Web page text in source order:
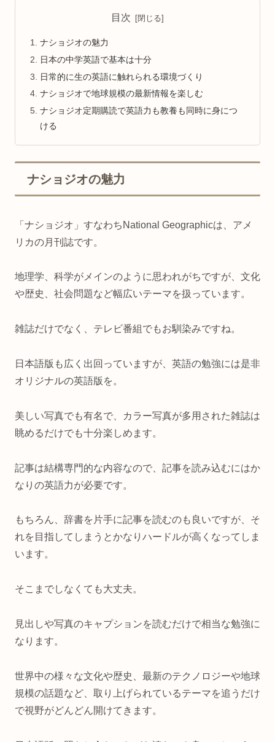
目次
ナショジオの魅力
日本の中学英語で基本は十分
日常的に生の英語に触れられる環境づくり
ナショジオで地球規模の最新情報を楽しむ
ナショジオ定期購読で英語力も教養も同時に身につ
ける
ナショジオの魅力
「ナショジオ」すなわちNational Geographicは、アメ
リカの月刊誌です。
地理学、科学がメインのように思われがちですが、文化
や歴史、社会問題など幅広いテーマを扱っています。
雑誌だけでなく、テレビ番組でもお馴染みですね。
日本語版も広く出回っていますが、英語の勉強には是非
オリジナルの英語版を。
美しい写真でも有名で、カラー写真が多用された雑誌は
眺めるだけでも十分楽しめます。
記事は結構専門的な内容なので、記事を読み込むにはか
なりの英語力が必要です。
もちろん、辞書を片手に記事を読むのも良いですが、そ
れを目指してしまうとかなりハードルが高くなってしま
います。
そこまでしなくても大丈夫。
見出しや写真のキャプションを読むだけで相当な勉強に
なります。
世界中の様々な文化や歴史、最新のテクノロジーや地球
規模の話題など、取り上げられているテーマを追うだけ
で視野がどんどん開けてきます。